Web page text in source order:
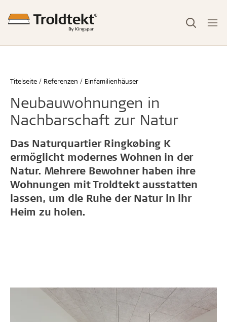
Titelseite Referenzen Einfamilienhäuser
Neubauwohnungen in
Nachbarschaft zur Natur
Das Naturquartier Ringkøbing K
ermöglicht modernes Wohnen in der
Natur. Mehrere Bewohner haben ihre
Wohnungen mit Troldtekt ausstatten
lassen, um die Ruhe der Natur in ihr
Heim zu holen.